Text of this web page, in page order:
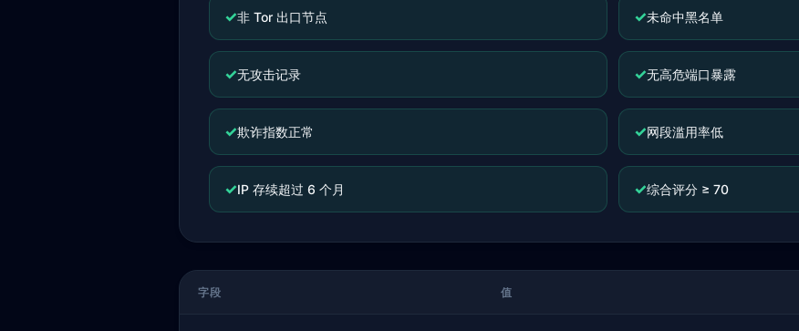
✓非 Tor 出口节点 ✓未命中黑名单
✓无攻击记录 ✓无高危端口暴露
✓欺诈指数正常 ✓网段滥用率低
✓IP 存续超过 6 个月 ✓综合评分 ≥ 70
字段 值